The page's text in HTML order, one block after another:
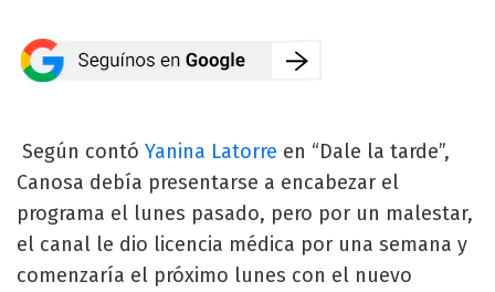
Según contó Yanina Latorre en “Dale la tarde”,
Canosa debía presentarse a encabezar el
programa el lunes pasado, pero por un malestar,
el canal le dio licencia médica por una semana y
comenzaría el próximo lunes con el nuevo